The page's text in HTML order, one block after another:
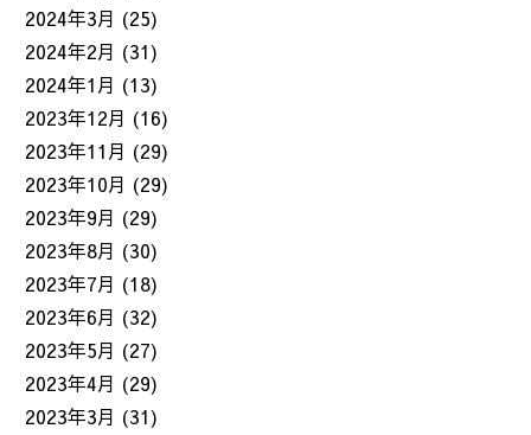
2024年3月 (25)
2024年2月 (31)
2024年1月 (13)
2023年12月 (16)
2023年11月 (29)
2023年10月 (29)
2023年9月 (29)
2023年8月 (30)
2023年7月 (18)
2023年6月 (32)
2023年5月 (27)
2023年4月 (29)
2023年3月 (31)